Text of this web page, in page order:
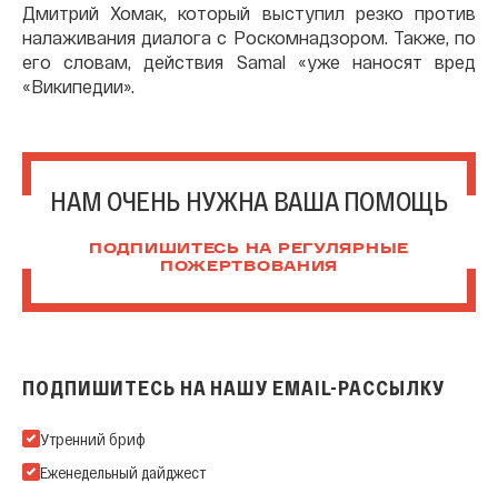
Дмитрий Хомак, который выступил резко против
налаживания диалога с Роскомнадзором. Также, по
его словам, действия Samal «уже наносят вред
«Википедии».
НАМ ОЧЕНЬ НУЖНА ВАША ПОМОЩЬ
ПОДПИШИТЕСЬ НА РЕГУЛЯРНЫЕ
ПОЖЕРТВОВАНИЯ
ПОДПИШИТЕСЬ НА НАШУ EMAIL-РАССЫЛКУ
Подпишитесь на нашу Email-рассылку
Утренний бриф
Еженедельный дайджест